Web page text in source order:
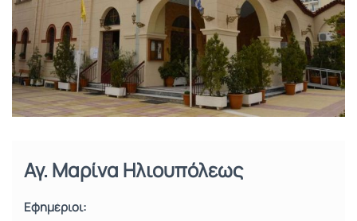
Αγ. Μαρίνα Ηλιουπόλεως
Εφημέριοι: